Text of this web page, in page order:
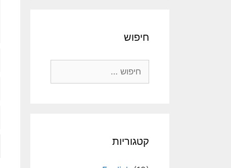
חיפוש
קטגוריות